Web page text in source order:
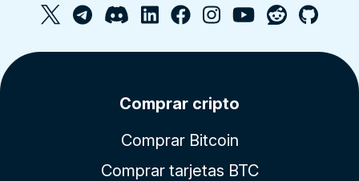
Comprar cripto
Comprar Bitcoin
Comprar tarjetas BTC